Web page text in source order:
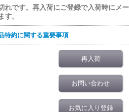
れです。再入荷にご登録で入荷時にメ
す。
特約に関する重要事項
再入荷
お問い合わせ
お気に入り登録